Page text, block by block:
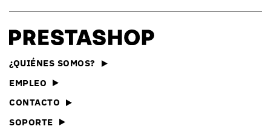
¿QUIÉNES SOMOS?
EMPLEO
CONTACTO
SOPORTE